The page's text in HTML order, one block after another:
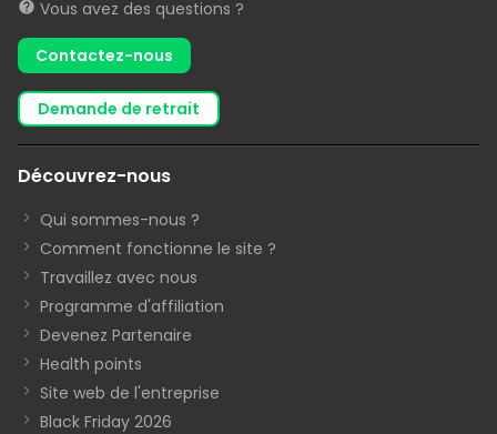
Vous avez des questions ?
Contactez-nous
demande de retrait
Découvrez-nous
Qui sommes-nous ?
Comment fonctionne le site ?
Travaillez avec nous
Programme d'affiliation
Devenez Partenaire
Health points
Site web de l'entreprise
Black Friday 2026